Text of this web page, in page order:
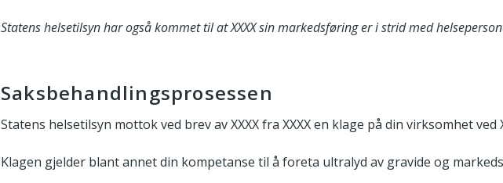
Statens helsetilsyn har også kommet til at XXXX sin markedsføring er i strid med
Saksbehandlingsprosessen
Statens helsetilsyn mottok ved brev av XXXX fra XXXX en klage på din virksomhet ved
Klagen gjelder blant annet din kompetanse til å foreta ultralyd av gravide og